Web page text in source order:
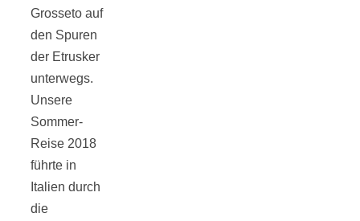
Grosseto auf
den Spuren
der Etrusker
unterwegs.
Unsere
Sommer-
Reise 2018
führte in
Italien durch
die